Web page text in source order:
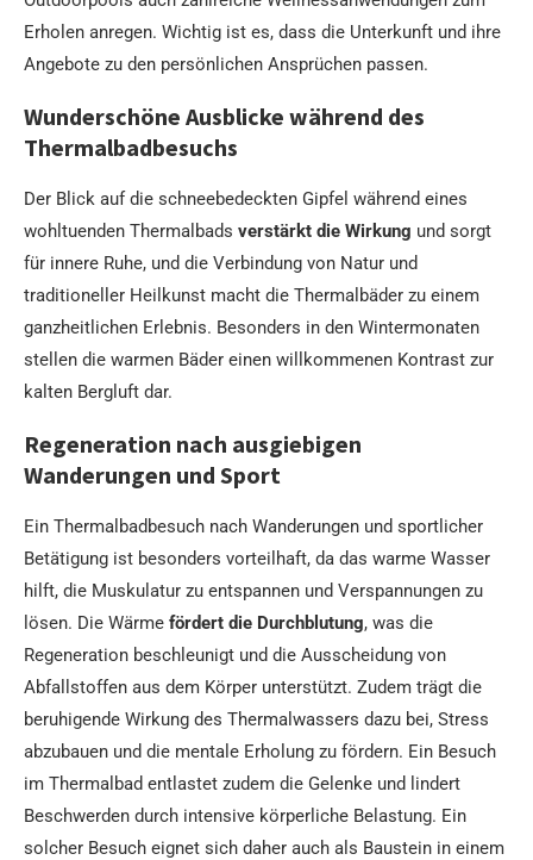
Erholen anregen. Wichtig ist es, dass die Unterkunft und ihre
Angebote zu den persönlichen Ansprüchen passen.
Wunderschöne Ausblicke während des
Thermalbadbesuchs
Der Blick auf die schneebedeckten Gipfel während eines
wohltuenden Thermalbads verstärkt die Wirkung und sorgt
für innere Ruhe, und die Verbindung von Natur und
traditioneller Heilkunst macht die Thermalbäder zu einem
ganzheitlichen Erlebnis. Besonders in den Wintermonaten
stellen die warmen Bäder einen willkommenen Kontrast zur
kalten Bergluft dar.
Regeneration nach ausgiebigen
Wanderungen und Sport
Ein Thermalbadbesuch nach Wanderungen und sportlicher
Betätigung ist besonders vorteilhaft, da das warme Wasser
hilft, die Muskulatur zu entspannen und Verspannungen zu
lösen. Die Wärme fördert die Durchblutung, was die
Regeneration beschleunigt und die Ausscheidung von
Abfallstoffen aus dem Körper unterstützt. Zudem trägt die
beruhigende Wirkung des Thermalwassers dazu bei, Stress
abzubauen und die mentale Erholung zu fördern. Ein Besuch
im Thermalbad entlastet zudem die Gelenke und lindert
Beschwerden durch intensive körperliche Belastung. Ein
solcher Besuch eignet sich daher auch als Baustein in einem